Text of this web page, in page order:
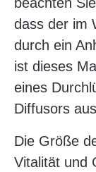
dass der im
durch ein
ist dieses
eines
Diffusors
Die Größe
Vitalität und